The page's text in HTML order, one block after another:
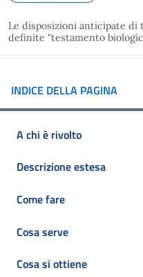
Le disposizioni anticipate
definite "testamento
INDICE DELLA PAGINA
A chi è rivolto
Descrizione estesa
Come fare
Cosa serve
Cosa si ottiene